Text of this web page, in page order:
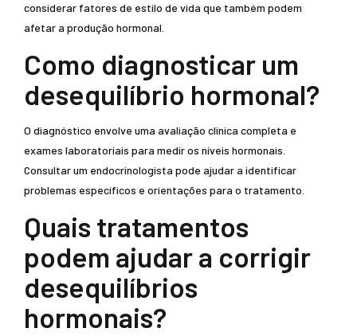
considerar fatores de estilo de vida que também podem
afetar a produção hormonal.
Como diagnosticar um
desequilíbrio hormonal?
O diagnóstico envolve uma avaliação clínica completa e
exames laboratoriais para medir os níveis hormonais.
Consultar um endocrinologista pode ajudar a identificar
problemas específicos e orientações para o tratamento.
Quais tratamentos
podem ajudar a corrigir
desequilíbrios
hormonais?